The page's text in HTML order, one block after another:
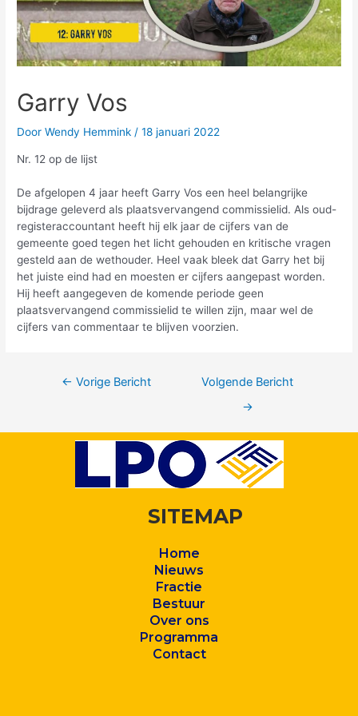
Garry Vos
DoorWendy Hemmink /18 januari 2022
Nr. 12 op de lijst
De afgelopen 4 jaar heeft Garry Vos een heel belangrijke
bijdrage geleverd als plaatsvervangend commissielid. Als oud-
registeraccountant heeft hij elk jaar de cijfers van de
gemeente goed tegen het licht gehouden en kritische vragen
gesteld aan de wethouder. Heel vaak bleek dat Garry het bij
het juiste eind had en moesten er cijfers aangepast worden.
Hij heeft aangegeven de komende periode geen
plaatsvervangend commissielid te willen zijn, maar wel de
cijfers van commentaar te blijven voorzien.
← Vorige Bericht
Volgende Bericht
→
SITEMAP
Home
Nieuws
Fractie
Bestuur
Over ons
Programma
Contact